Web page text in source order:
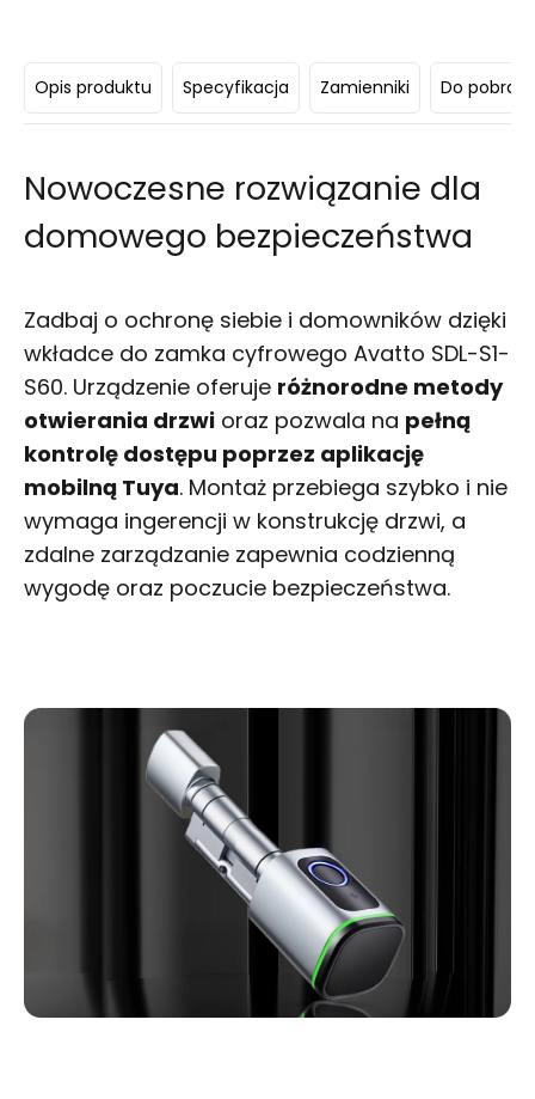
Opis produktu Specyfikacja Zamienniki Do
Nowoczesne rozwiązanie dla
domowego bezpieczeństwa
Zadbaj o ochronę siebie i domowników dzięki
wkładce do zamka cyfrowego Avatto SDL-S1-
S60. Urządzenie oferuje różnorodne metody
otwierania drzwi oraz pozwala na pełną
kontrolę dostępu poprzez aplikację
mobilną Tuya. Montaż przebiega szybko i nie
wymaga ingerencji w konstrukcję drzwi, a
zdalne zarządzanie zapewnia codzienną
wygodę oraz poczucie bezpieczeństwa.